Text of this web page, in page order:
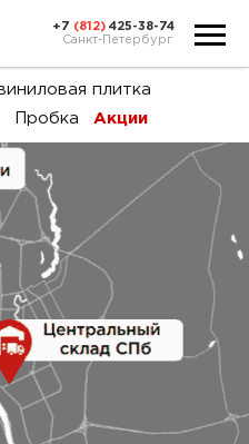
и
+7 (812) 425-38-74
Санкт-Петербург
плитка
Пробка Акции